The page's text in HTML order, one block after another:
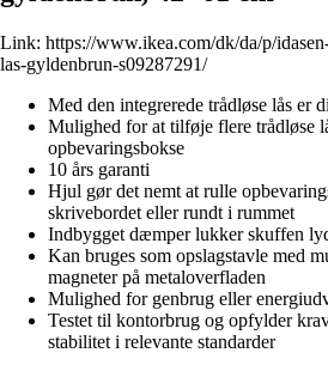
Link: https://www.ikea.com/dk/da/p/
las-gyldenbrun-s09287291/
Med den integrerede trådløse lås er
Mulighed for at tilføje flere trådløse
opbevaringsbokse
10 års garanti
Hjul gør det nemt at rulle
skrivebordet eller rundt i rummet
Indbygget dæmper lukker skuffen
Kan bruges som opslagstavle med
magneter på metaloverfladen
Mulighed for genbrug eller
Testet til kontorbrug og opfylder
stabilitet i relevante standarder